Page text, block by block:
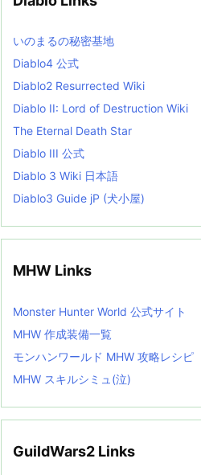
i
s
t
いのまるの秘密基地
Diablo4 公式
Diablo2 Resurrected Wiki
Diablo II: Lord of Destruction Wiki
The Eternal Death Star
Diablo III 公式
Diablo 3 Wiki 日本語
Diablo3 Guide jP (犬小屋)
MHW Links
Monster Hunter World 公式サイト
MHW 作成装備一覧
モンハンワールド MHW 攻略レシピ
MHW スキルシミュ(泣)
GuildWars2 Links